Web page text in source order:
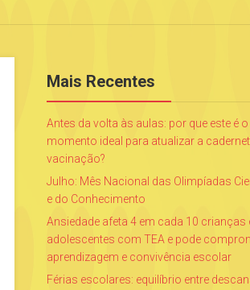
Mais Recentes
Antes da volta às aulas: por que este é o
momento ideal para atualizar a
vacinação?
Julho: Mês Nacional das Olimpíadas
e do Conhecimento
Ansiedade afeta 4 em cada 10 crianças
adolescentes com TEA e pode
aprendizagem e convivência escolar
Férias escolares: equilíbrio entre